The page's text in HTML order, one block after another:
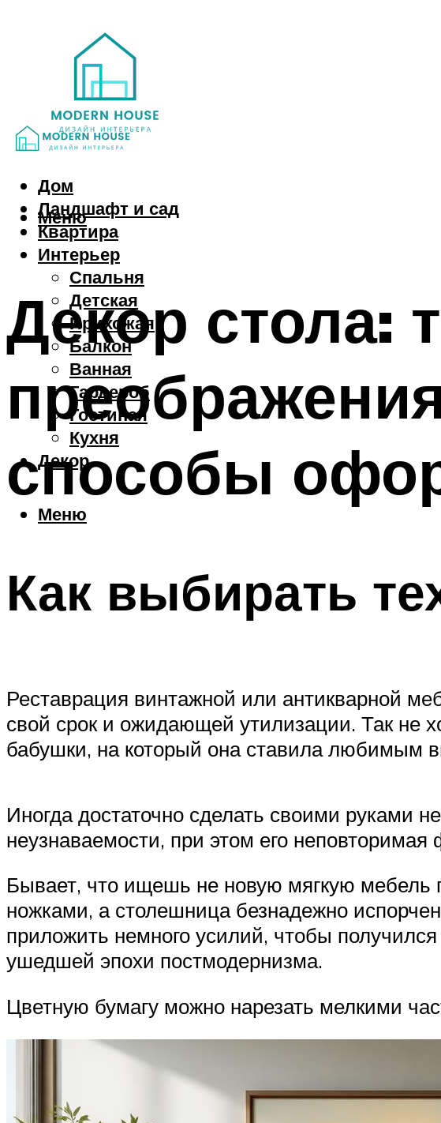
Дом
Ландшафт и сад
Квартира
Интерьер
Спальня
Детская
Прихожая
Балкон
Ванная
Гардероб
Гостиная
Кухня
Декор
Меню
Меню
Декор стола:
способы
Как выбирать
Реставрация винтажной или антикварной
свой срок и ожидающей утилизации. Так не
бабушки, на который она ставила любимым
Иногда достаточно сделать своими руками
неузнаваемости, при этом его
Бывает, что ищешь не новую мягкую мебель
ножками, а столешница безнадежно
приложить немного усилий, чтобы
ушедшей эпохи постмодернизма.
Цветную бумагу можно нарезать мелкими